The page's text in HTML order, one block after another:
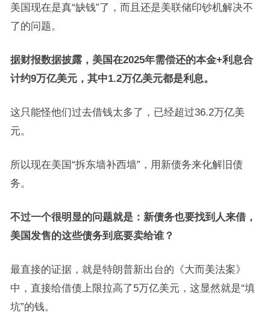
美国现在是真“缺钱”了，而且还是美联储印钞机解决不
了的问题。
据财报数据披露，美国在2025年需偿还的本金+利息合
计约9万亿美元，其中1.2万亿美元都是利息。
这只能怪他们过去借钱太多了，已经超过36.2万亿美
元。
所以现在美国“拆东墙补西墙”，用新债务来化解旧债
务。
不过一个很明显的问题就是：新债务也要找到人来借，
美国发售的这些债务到底要卖给谁？
最直接的证据，就是特朗普新出台的《大而美法案》
中，直接给借债上限拉高了5万亿美元，这显然就是“填
坑”的钱。